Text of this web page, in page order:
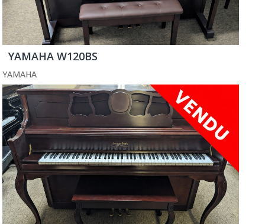
YAMAHA W120BS
YAMAHA